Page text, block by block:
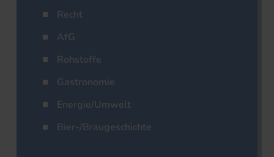
Recht
AfG
Rohstoffe
Gastronomie
Energie/Umwelt
Bier-/Braugeschichte